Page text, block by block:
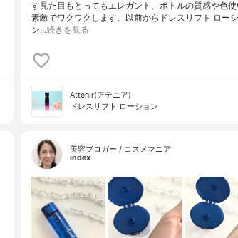
す見た目もとってもエレガント、ボトルの質感や色使
素敵でワクワクします、以前からドレスリフト ロー
ン…続きを見る
Attenir(アテニア)
ドレスリフト ローション
美容ブロガー / コスメマニア
index